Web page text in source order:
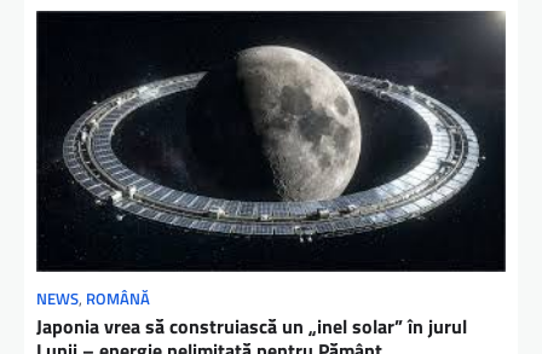
NEWS, ROMÂNĂ
Japonia vrea să construiască un „inel solar” în jurul